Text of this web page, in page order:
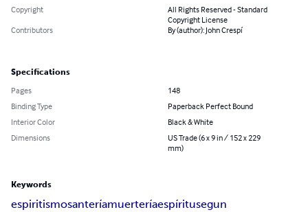
Copyright
All Rights Reserved - Standard
Copyright License
Contributors
By (author): John Crespí
Specifications
Pages
148
Binding Type
Paperback Perfect Bound
Interior Color
Black & White
Dimensions
US Trade (6 x 9 in / 152 x 229
mm)
Keywords
espiritismosanteríamuerteríaespíritusegun